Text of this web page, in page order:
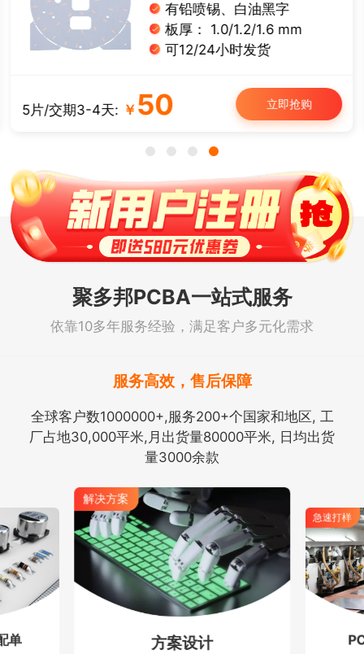
有铅喷锡、白油黑字
板厚： 1.0/1.2/1.6 mm
可12/24小时发货
5片/交期3-4天: ￥ 50 立即抢购
聚多邦PCBA一站式服务
依靠10多年服务经验，满足客户多元化需求
服务高效，售后保障
全球客户数1000000+,服务200+个国家和地区, 工
厂占地30,000平米,月出货量80000平米, 日均出货
量3000余款
单
解决方案
方案设计
急速打样